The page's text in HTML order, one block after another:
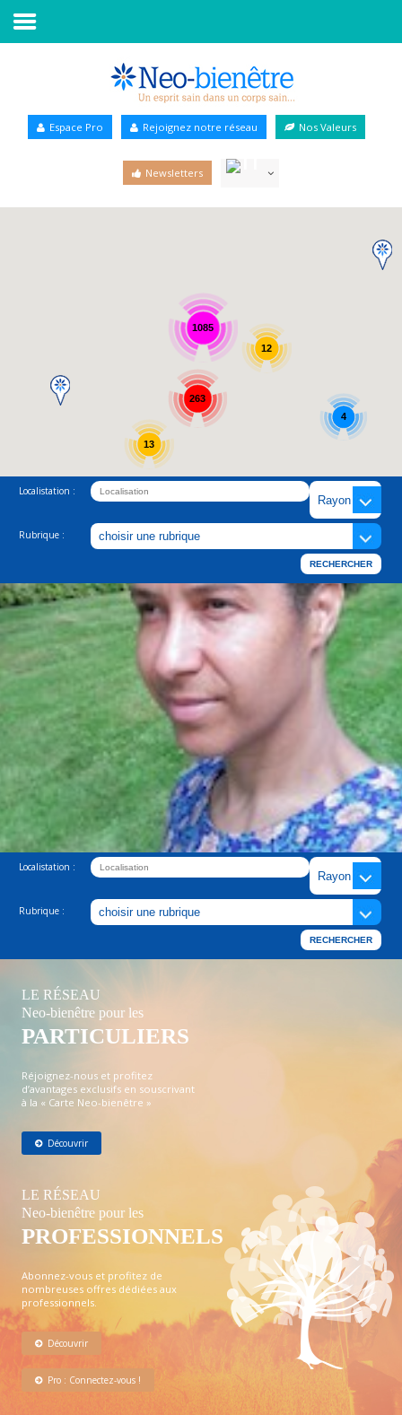
Annuaire Bien-être
Espace Pro Rejoignez notre réseau Nos Valeurs
Newsletters
1085
13
263
4
12
Localistation :
Rubrique :
Localistation :
Rubrique :
LE RÉSEAU
Neo-bienêtre pour les
PARTICULIERS
Réjoignez-nous et profitez
d’avantages exclusifs en souscrivant
à la « Carte Neo-bienêtre »
Découvrir
LE RÉSEAU
Neo-bienêtre pour les
PROFESSIONNELS
Abonnez-vous et profitez de
nombreuses offres dédiées aux
professionnels.
Découvrir
Pro : Connectez-vous !